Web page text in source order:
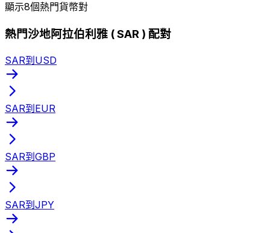
顯示8個熱門貨幣對
熱門沙地阿拉伯利雅 ( SAR ) 配對
SAR到USD
SAR到EUR
SAR到GBP
SAR到JPY